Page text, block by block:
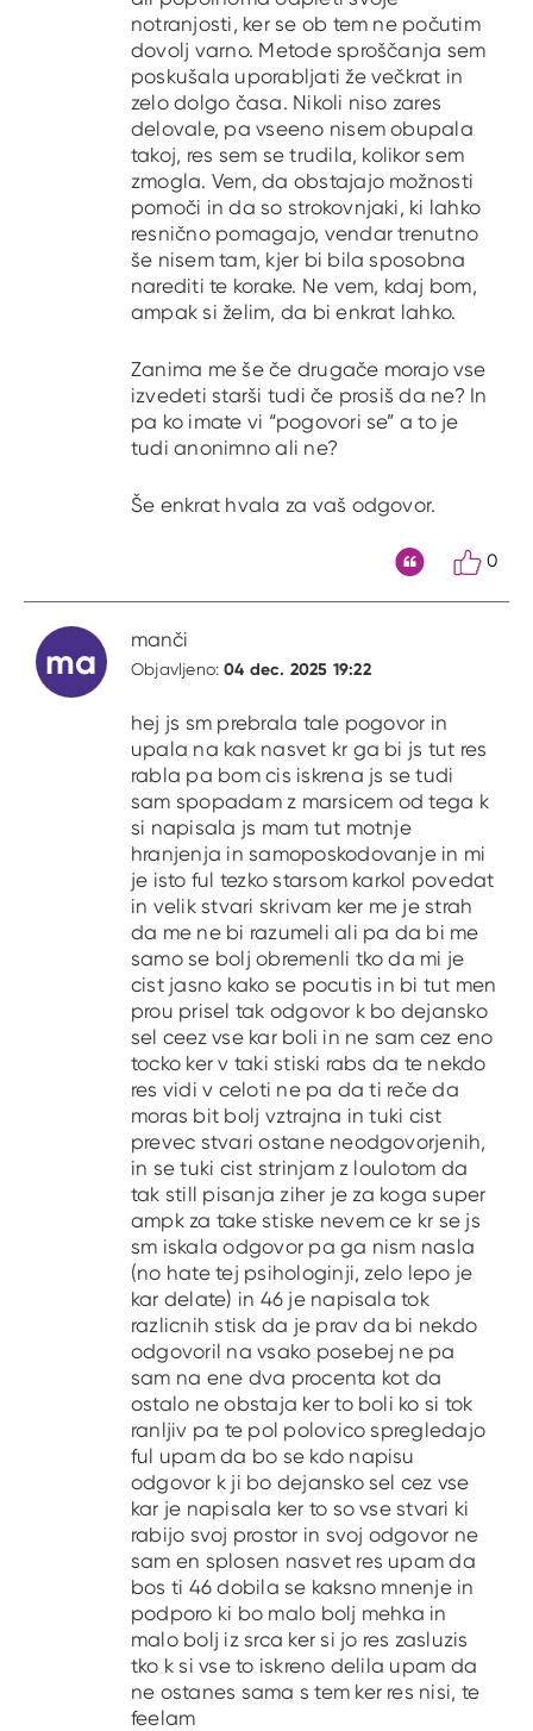
notranjosti, ker se ob tem ne počutim
dovolj varno. Metode sproščanja sem
poskušala uporabljati že večkrat in
zelo dolgo časa. Nikoli niso zares
delovale, pa vseeno nisem obupala
takoj, res sem se trudila, kolikor sem
zmogla. Vem, da obstajajo možnosti
pomoči in da so strokovnjaki, ki lahko
resnično pomagajo, vendar trenutno
še nisem tam, kjer bi bila sposobna
narediti te korake. Ne vem, kdaj bom,
ampak si želim, da bi enkrat lahko.
Zanima me še če drugače morajo vse
izvedeti starši tudi če prosiš da ne? In
pa ko imate vi “pogovori se” a to je
tudi anonimno ali ne?
Še enkrat hvala za vaš odgovor.
0
ma
manči
Objavljeno:04 dec. 2025 19:22
hej js sm prebrala tale pogovor in
upala na kak nasvet kr ga bi js tut res
rabla pa bom cis iskrena js se tudi
sam spopadam z marsicem od tega k
si napisala js mam tut motnje
hranjenja in samoposkodovanje in mi
je isto ful tezko starsom karkol povedat
in velik stvari skrivam ker me je strah
da me ne bi razumeli ali pa da bi me
samo se bolj obremenli tko da mi je
cist jasno kako se pocutis in bi tut men
prou prisel tak odgovor k bo dejansko
sel ceez vse kar boli in ne sam cez eno
tocko ker v taki stiski rabs da te nekdo
res vidi v celoti ne pa da ti reče da
moras bit bolj vztrajna in tuki cist
prevec stvari ostane neodgovorjenih,
in se tuki cist strinjam z loulotom da
tak still pisanja ziher je za koga super
ampk za take stiske nevem ce kr se js
sm iskala odgovor pa ga nism nasla
(no hate tej psihologinji, zelo lepo je
kar delate) in 46 je napisala tok
razlicnih stisk da je prav da bi nekdo
odgovoril na vsako posebej ne pa
sam na ene dva procenta kot da
ostalo ne obstaja ker to boli ko si tok
ranljiv pa te pol polovico spregledajo
ful upam da bo se kdo napisu
odgovor k ji bo dejansko sel cez vse
kar je napisala ker to so vse stvari ki
rabijo svoj prostor in svoj odgovor ne
sam en splosen nasvet res upam da
bos ti 46 dobila se kaksno mnenje in
podporo ki bo malo bolj mehka in
malo bolj iz srca ker si jo res zasluzis
tko k si vse to iskreno delila upam da
ne ostanes sama s tem ker res nisi, te
feelam